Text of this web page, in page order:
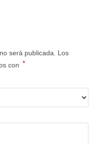
será publicada. Los
con *